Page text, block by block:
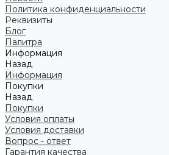
Политика конфиденциальности
Реквизиты
Блог
Палитра
Информация
Назад
Информация
Покупки
Назад
Покупки
Условия оплаты
Условия доставки
Вопрос - ответ
Гарантия качества